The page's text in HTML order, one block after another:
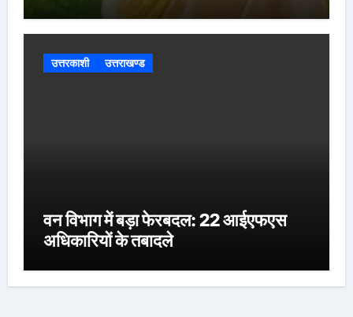
उत्तरकाशी उत्तराखण्ड
वन विभाग में बड़ा फेरबदल: 22 आईएफएस
अधिकारियों के तबादले